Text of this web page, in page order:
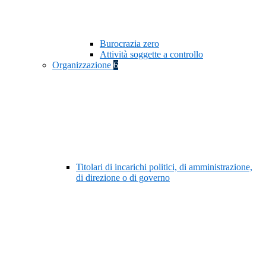
Burocrazia zero
Attività soggette a controllo
Organizzazione 6
Titolari di incarichi politici, di amministrazione,
di direzione o di governo